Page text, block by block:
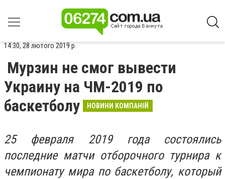
14:30, 28 лютого 2019 р.
Мурзин не смог вывести
Украину на ЧМ-2019 по
баскетболу
НОВИНИ КОМПАНІЙ
25 февраля 2019 года состоялись
последние матчи отборочного турнира к
чемпионату мира по баскетболу, который